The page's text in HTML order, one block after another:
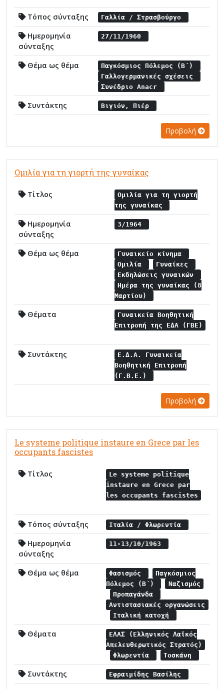
Τόπος σύνταξης Γαλλία / Στρασβούργο
Ημερομηνία
σύνταξης
27/11/1960
Θέμα ως θέμα
Παγκόσμιος Πόλεμος (Β΄)
Γαλλογερμανικές σχέσεις
Συνέδριο Anacr
Συντάκτης Βιγιόν, Πιέρ
Προβολή
Ομιλία για τη γιορτή της γυναίκας
Τίτλος
Ομιλία για τη γιορτή
της γυναίκας
Ημερομηνία
σύνταξης
3/1964
Θέμα ως θέμα
Γυναικείο κίνημα
Ομιλία
Γυναίκες
Εκδηλώσεις γυναικών
Ημέρα της γυναίκας (8
Μαρτίου)
Θέματα
Γυναικεία Βοηθητική
Επιτροπή της ΕΔΑ (ΓΒΕ)
Συντάκτης
Ε.Δ.Α. Γυναικεία
Βοηθητική Επιτροπή
(Γ.Β.Ε.)
Προβολή
Le systeme politique instaure en Grece par les
occupants fascistes
Τίτλος
Le systeme politique
instaure en Grece par
les occupants fascistes
Τόπος σύνταξης Ιταλία / Φλωρεντία
Ημερομηνία
σύνταξης
11-13/10/1963
Θέμα ως θέμα Φασισμός
Παγκόσμιος
Πόλεμος (Β΄)
Ναζισμός
Προπαγάνδα
Αντιστασιακές οργανώσεις
Ιταλική κατοχή
Θέματα
ΕΛΑΣ (Ελληνικός Λαϊκός
Απελευθερωτικός Στρατός)
Φλωρεντία
Τοσκάνη
Συντάκτης Εφραιμίδης Βασίλης